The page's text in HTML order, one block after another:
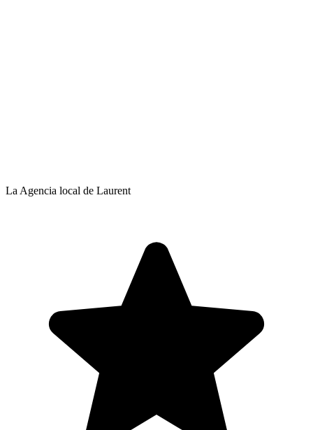
La Agencia local de Laurent